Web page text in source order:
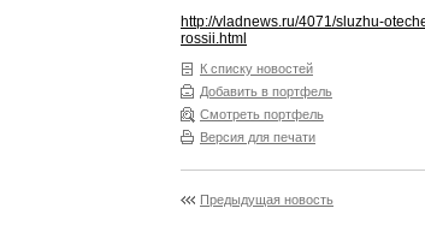
http://vladnews.ru/4071/sluzhu-
rossii.html
К списку новостей
Добавить в портфель
Смотреть портфель
Версия для печати
Предыдущая новость